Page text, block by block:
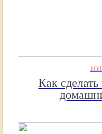
Как